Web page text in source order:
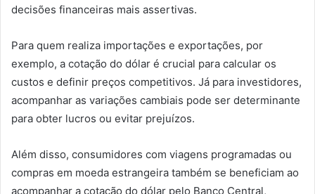
decisões financeiras mais assertivas.
Para quem realiza importações e exportações, por
exemplo, a cotação do dólar é crucial para calcular os
custos e definir preços competitivos. Já para investidores,
acompanhar as variações cambiais pode ser determinante
para obter lucros ou evitar prejuízos.
Além disso, consumidores com viagens programadas ou
compras em moeda estrangeira também se beneficiam ao
acompanhar a cotação do dólar pelo Banco Central,